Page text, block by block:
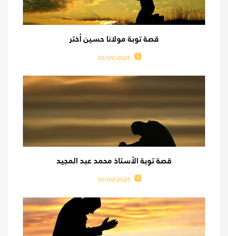
قصة توبة مولانا حسين أختر
30/09/2025
قصة توبة الأستاذ محمد عبد المجيد
30/09/2025